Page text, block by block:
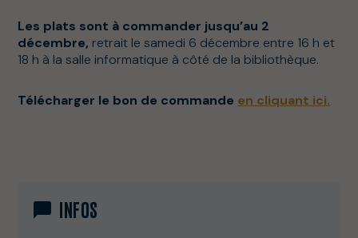
INFOS
Les plats sont à commander jusqu’au 2
décembre, retrait le samedi 6 décembre entre 16 h et
18 h à la salle informatique à côté de la bibliothèque.
Télécharger le bon de commande en cliquant ici.